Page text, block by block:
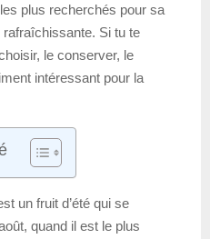
plus recherchés pour sa
Si tu te
le conserver, le
intéressant pour la
un fruit d’été qui se
quand il est le plus